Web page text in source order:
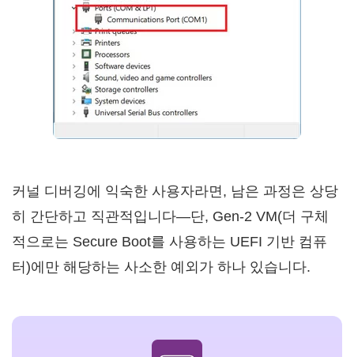
커널 디버깅에 익숙한 사용자라면, 남은 과정은 상당
히 간단하고 직관적입니다—단, Gen-2 VM(더 구체
적으로는 Secure Boot를 사용하는 UEFI 기반 컴퓨
터)에만 해당하는 사소한 예외가 하나 있습니다.